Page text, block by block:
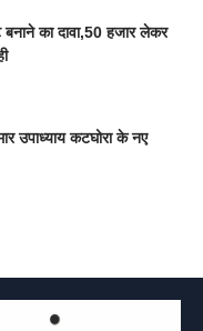
का दावा,50 हजार लेकर
उपाध्याय कटघोरा के नए